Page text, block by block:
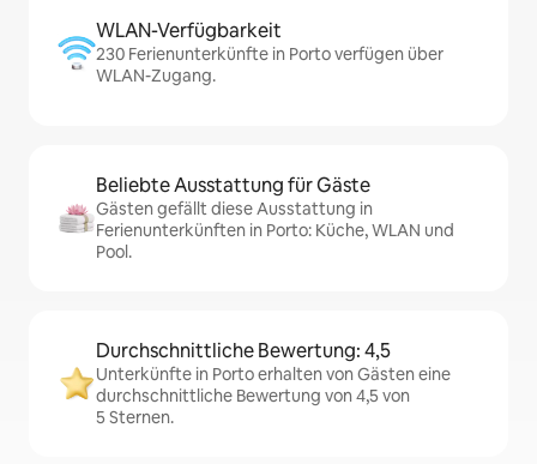
WLAN-Verfügbarkeit
230 Ferienunterkünfte in Porto verfügen über
WLAN-Zugang.
Beliebte Ausstattung für Gäste
Gästen gefällt diese Ausstattung in
Ferienunterkünften in Porto: Küche, WLAN und
Pool.
Durchschnittliche Bewertung: 4,5
Unterkünfte in Porto erhalten von Gästen eine
durchschnittliche Bewertung von 4,5 von
5 Sternen.